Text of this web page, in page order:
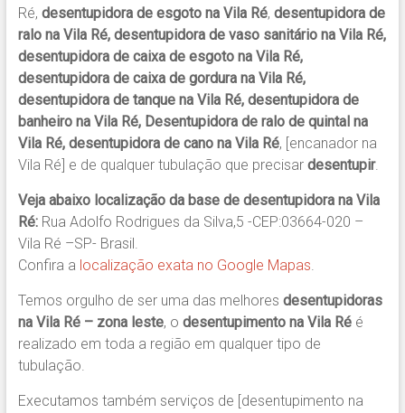
Ré, desentupidora de esgoto na Vila Ré, desentupidora de
ralo na Vila Ré, desentupidora de vaso sanitário na Vila Ré,
desentupidora de caixa de esgoto na Vila Ré,
desentupidora de caixa de gordura na Vila Ré,
desentupidora de tanque na Vila Ré, desentupidora de
banheiro na Vila Ré, Desentupidora de ralo de quintal na
Vila Ré, desentupidora de cano na Vila Ré, [encanador na
Vila Ré] e de qualquer tubulação que precisar desentupir.
Veja abaixo localização da base de desentupidora na Vila
Ré:Rua Adolfo Rodrigues da Silva,5 -CEP:03664-020 –
Vila Ré –SP- Brasil.
Confira a localização exata no Google Mapas.
Temos orgulho de ser uma das melhores desentupidoras
na Vila Ré – zona leste, o desentupimento na Vila Réé
realizado em toda a região em qualquer tipo de
tubulação.
Executamos também serviços de [desentupimento na